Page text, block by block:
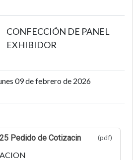
CONFECCIÓN DE PANEL
EXHIBIDOR
09 de febrero de 2026
Pedido de Cotizacin (pdf)